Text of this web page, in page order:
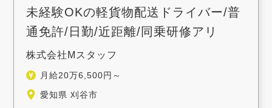
未経験OKの軽貨物配送ドライバー/普
通免許/日勤/近距離/同乗研修アリ
株式会社Mスタッフ
月給20万6,500円～
愛知県 刈谷市